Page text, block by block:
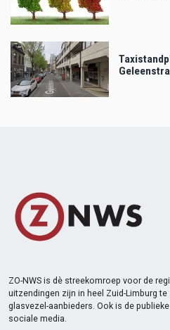
ZO-NWS is dè streekomroep voor de
uitzendingen zijn in heel Zuid-Limburg
glasvezel-aanbieders. Ook is de
sociale media.